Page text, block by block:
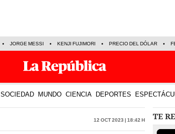
JORGE MESSI KENJI FUJIMORI PRECIO DEL DÓLAR
SOCIEDAD MUNDO CIENCIA DEPORTES
12 Oct 2023 | 18:42 h TE